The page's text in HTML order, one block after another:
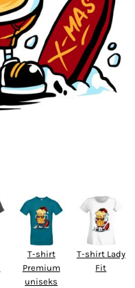
T-shirt
Premium
uniseks
T-shirt Lady
Fit